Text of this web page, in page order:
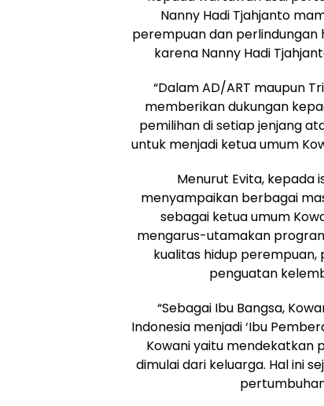
Nanny Hadi Tjahjanto
perempuan dan perlindungan
karena Nanny Hadi
“Dalam AD/ART maupun
memberikan dukungan
pemilihan di setiap jenjang
untuk menjadi ketua umum
Menurut Evita, kepada
menyampaikan berbagai
sebagai ketua umum
mengarus-utamakan
kualitas hidup
penguatan
“Sebagai Ibu Bangsa,
Indonesia menjadi ‘Ibu
Kowani yaitu mendekatkan
dimulai dari keluarga. Hal ini